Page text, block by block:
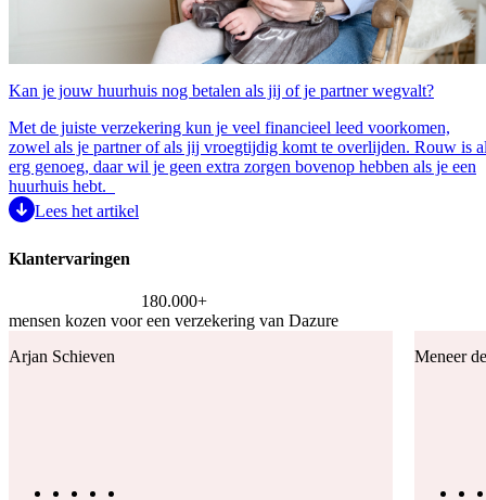
Kan je jouw huurhuis nog betalen als jij of je partner wegvalt?
Met de juiste verzekering kun je veel financieel leed voorkomen,
zowel als je partner of als jij vroegtijdig komt te overlijden. Rouw is
erg genoeg, daar wil je geen extra zorgen bovenop hebben als je een
huurhuis hebt.
Lees het artikel
Klantervaringen
180.000+
mensen kozen voor een verzekering van Dazure
Arjan Schieven
Meneer